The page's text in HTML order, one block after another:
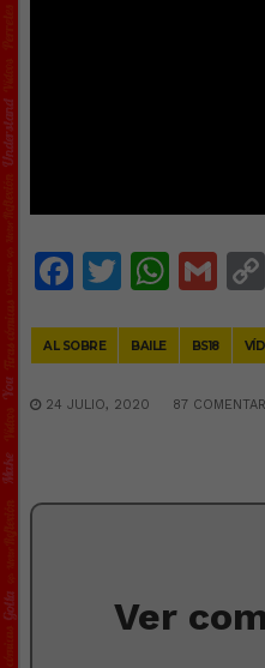
Facebook
Twitter
AL SOBRE BAILE BS18
24 JULIO, 2020 87
Ver